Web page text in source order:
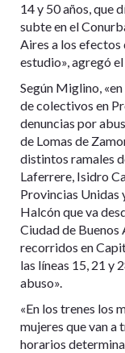
14 y 50 años, que
subte en el
Aires a los efectos
estudio», agregó
Según Miglino,
de colectivos en
denuncias por
de Lomas de
distintos ramales
Laferrere, Isidro
Provincias Unidas
Halcón que va
Ciudad de Buenos
recorridos en
las líneas 15, 21 y
abuso».
«En los trenes los
mujeres que van a
horarios